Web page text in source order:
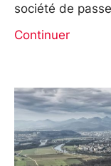
société de
Continuer